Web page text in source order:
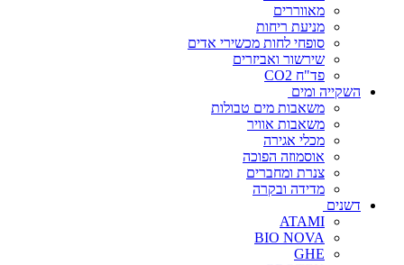
מאווררים
מניעת ריחות
סופחי לחות מכשירי אדים
שירשור ואביזרים
פד"ח CO2
השקייה ומים
משאבות מים טבולות
משאבות אוויר
מכלי אגירה
אוסמוזה הפוכה
צנרת ומחברים
מדידה ובקרה
דשנים
ATAMI
BIO NOVA
GHE